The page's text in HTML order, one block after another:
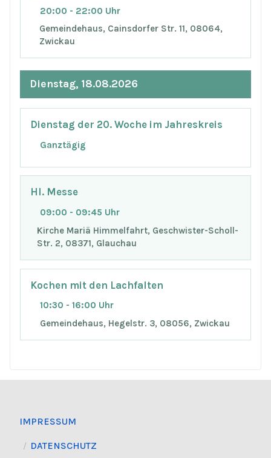
20:00 - 22:00 Uhr
Gemeindehaus, Cainsdorfer Str. 11, 08064,
Zwickau
Dienstag, 18.08.2026
Dienstag der 20. Woche im Jahreskreis
Ganztägig
Hl. Messe
09:00 - 09:45 Uhr
Kirche Mariä Himmelfahrt, Geschwister-Scholl-
Str. 2, 08371, Glauchau
Kochen mit den Lachfalten
10:30 - 16:00 Uhr
Gemeindehaus, Hegelstr. 3, 08056, Zwickau
IMPRESSUM
DATENSCHUTZ